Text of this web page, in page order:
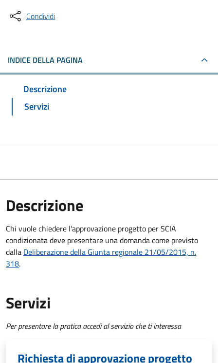
Condividi
INDICE DELLA PAGINA
Descrizione
Servizi
Descrizione
Chi vuole chiedere l'approvazione progetto per SCIA
condizionata deve presentare una domanda come previsto
dalla Deliberazione della Giunta regionale 21/05/2015, n.
318.
Servizi
Per presentare la pratica accedi al servizio che ti interessa
Richiesta di approvazione progetto